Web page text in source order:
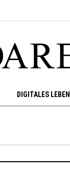
DIGITALES LEBEN